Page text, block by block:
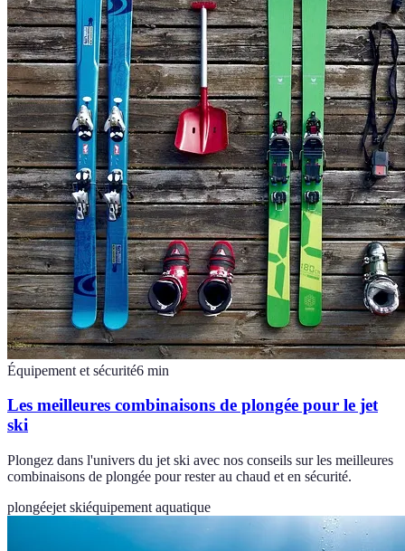
Équipement et sécurité6 min
Les meilleures combinaisons de plongée pour le jet
ski
Plongez dans l'univers du jet ski avec nos conseils sur les meilleures
combinaisons de plongée pour rester au chaud et en sécurité.
plongéejet skiéquipement aquatique